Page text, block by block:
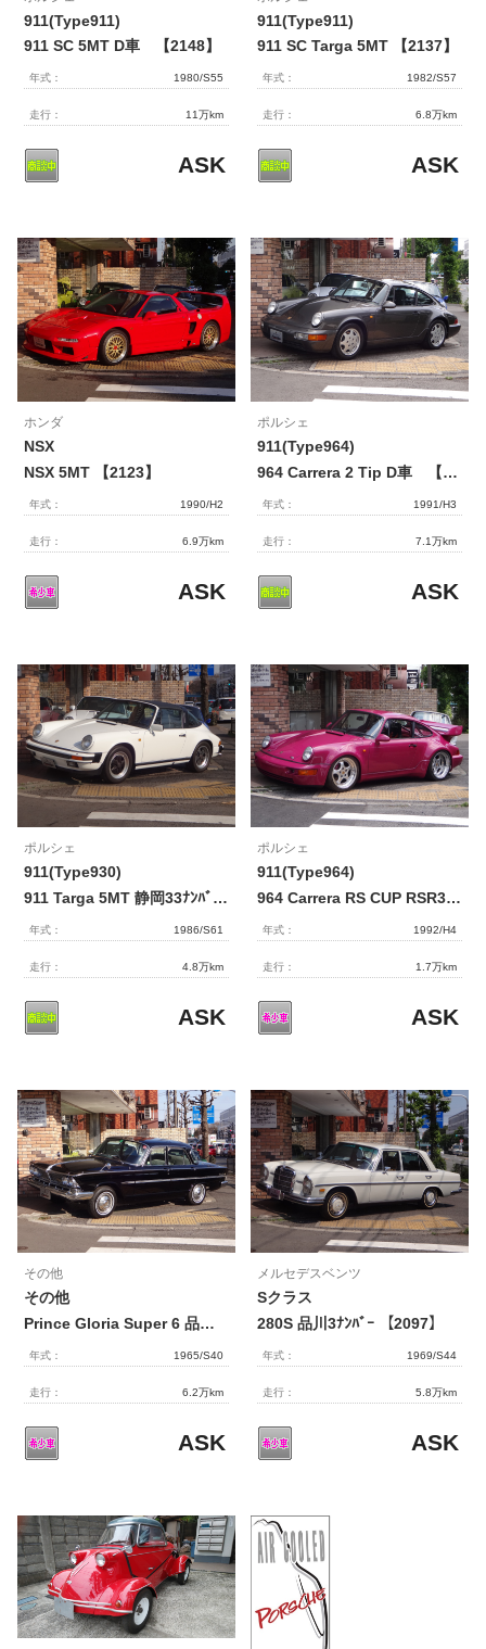
911(Type911)
911 SC 5MT D車 【2148】
年式： 1980/S55
走行： 11万km
ASK
911(Type911)
911 SC Targa 5MT 【2137】
年式： 1982/S57
走行： 6.8万km
ASK
ホンダ
NSX
NSX 5MT 【2123】
年式： 1990/H2
走行： 6.9万km
ASK
ポルシェ
911(Type964)
964 Carrera 2 Tip D車 【2134】
年式： 1991/H3
走行： 7.1万km
ASK
ポルシェ
911(Type930)
911 Targa 5MT 静岡33ﾅﾝﾊﾞｰ【2120】
年式： 1986/S61
走行： 4.8万km
ASK
ポルシェ
911(Type964)
964 Carrera RS CUP RSR3.8Look 【2110】
年式： 1992/H4
走行： 1.7万km
ASK
その他
その他
Prince Gloria Super 6 品川5ﾅﾝﾊﾞｰ 【2096】
年式： 1965/S40
走行： 6.2万km
ASK
メルセデスベンツ
Sクラス
280S 品川3ﾅﾝﾊﾞｰ 【2097】
年式： 1969/S44
走行： 5.8万km
ASK